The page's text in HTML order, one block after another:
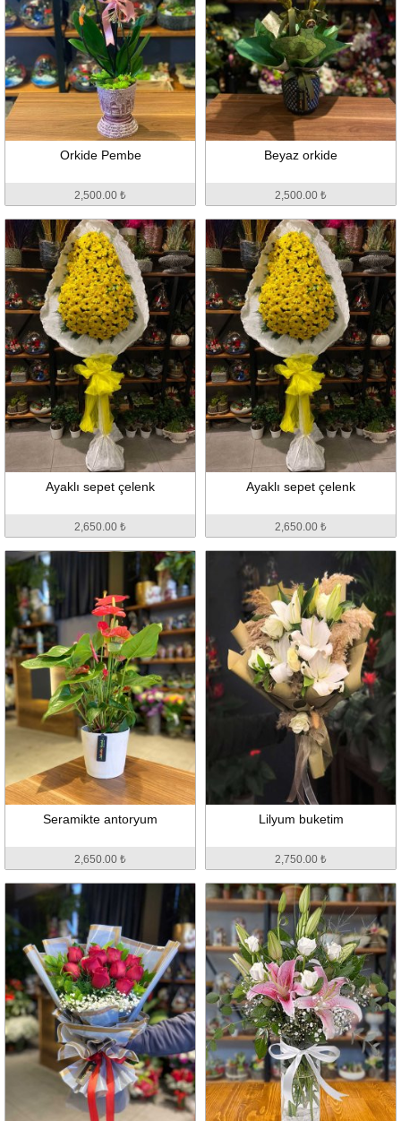
Orkide Pembe
2,500.00 ₺
Beyaz orkide
2,500.00 ₺
Ayaklı sepet çelenk
2,650.00 ₺
Ayaklı sepet çelenk
2,650.00 ₺
Seramikte antoryum
2,650.00 ₺
Lilyum buketim
2,750.00 ₺